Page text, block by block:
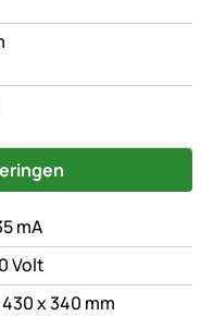
mA
Volt
x 340 mm